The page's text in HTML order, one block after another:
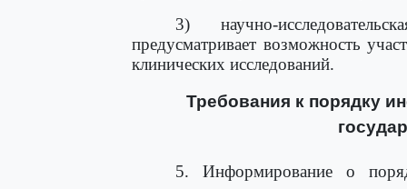
3) научно-
предусматривает возможность
клинических исследований.
Требования к порядку
5. Информирование о